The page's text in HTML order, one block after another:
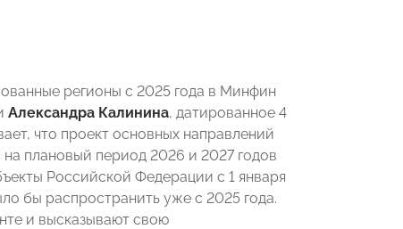
регионы с 2025 года в Минфин
Александра Калинина, датированное 4
что проект основных направлений
плановый период 2026 и 2027 годов
Российской Федерации с 1 января
бы распространить уже с 2025 года.
и высказывают свою